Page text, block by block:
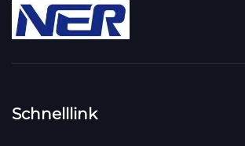
Schnelllink